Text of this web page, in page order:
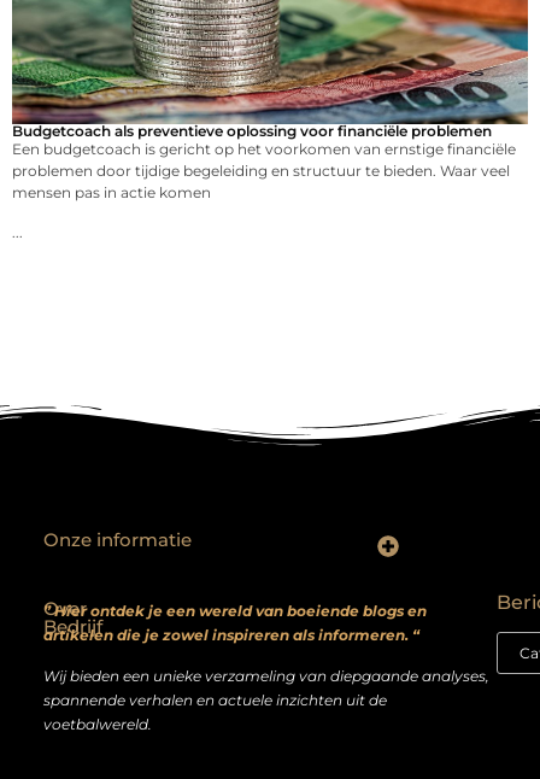
Budgetcoach als preventieve oplossing voor financiële problemen
Een budgetcoach is gericht op het voorkomen van ernstige financiële
problemen door tijdige begeleiding en structuur te bieden. Waar veel
mensen pas in actie komen
Over
Bedrijf
” Hier ontdek je een wereld van boeiende blogs en
artikelen die je zowel inspireren als informeren. “
Wij bieden een unieke verzameling van diepgaande analyses,
spannende verhalen en actuele inzichten uit de
voetbalwereld.
Onze informatie